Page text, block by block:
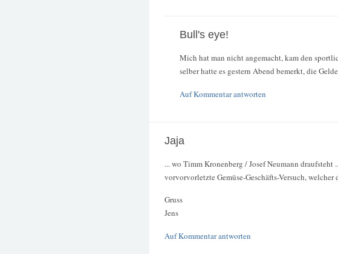
Bull's eye!
Mich hat man nicht angemacht, kam den
selber hatte es gestern Abend bemerkt, die
Auf Kommentar antworten
Jaja
... wo Timm Kronenberg / Josef Neumann
vorvorvorletzte Gemüse-Geschäfts-Versuch,
Gruss
Jens
Auf Kommentar antworten